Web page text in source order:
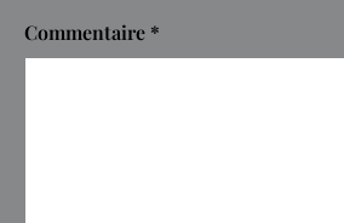
Commentaire *